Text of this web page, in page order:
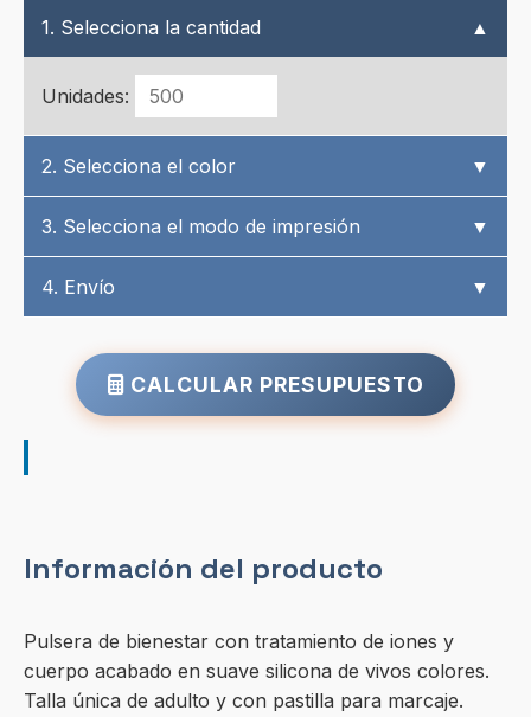
1. Selecciona la cantidad ▲
Unidades:
2. Selecciona el color ▼
3. Selecciona el modo de impresión ▼
4. Envío ▼
CALCULAR PRESUPUESTO
Información del producto
Pulsera de bienestar con tratamiento de iones y
cuerpo acabado en suave silicona de vivos colores.
Talla única de adulto y con pastilla para marcaje.